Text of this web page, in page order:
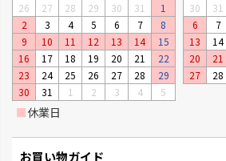
26
27 28 29 30 31
1
2
3 4 5 6 7
8
9
10 11 12 13 14
15
16
17 18 19 20 21
22
23
24 25 26 27 28
29
30
31 1 2 3 4 5
30
31
6
7
13
14
20
21
27
28
■休業日
お買い物ガイド